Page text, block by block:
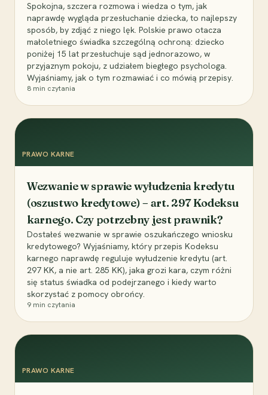
Spokojna, szczera rozmowa i wiedza o tym, jak
naprawdę wygląda przesłuchanie dziecka, to najlepszy
sposób, by zdjąć z niego lęk. Polskie prawo otacza
małoletniego świadka szczególną ochroną: dziecko
poniżej 15 lat przesłuchuje sąd jednorazowo, w
przyjaznym pokoju, z udziałem biegłego psychologa.
Wyjaśniamy, jak o tym rozmawiać i co mówią przepisy.
8 min czytania
PRAWO KARNE
Wezwanie w sprawie wyłudzenia kredytu
(oszustwo kredytowe) – art. 297 Kodeksu
karnego. Czy potrzebny jest prawnik?
Dostałeś wezwanie w sprawie oszukańczego wniosku
kredytowego? Wyjaśniamy, który przepis Kodeksu
karnego naprawdę reguluje wyłudzenie kredytu (art.
297 KK, a nie art. 285 KK), jaka grozi kara, czym różni
się status świadka od podejrzanego i kiedy warto
skorzystać z pomocy obrońcy.
9 min czytania
PRAWO KARNE